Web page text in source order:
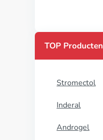
TOP Producten
Stromectol
Inderal
Androgel